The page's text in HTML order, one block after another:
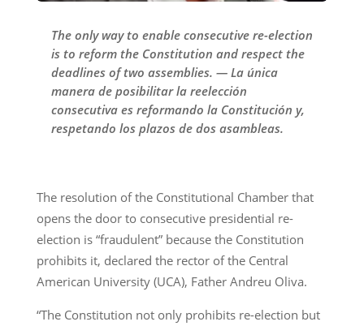
The only way to enable consecutive re-election
is to reform the Constitution and respect the
deadlines of two assemblies. — La única
manera de posibilitar la reelección
consecutiva es reformando la Constitución y,
respetando los plazos de dos asambleas.
The resolution of the Constitutional Chamber that
opens the door to consecutive presidential re-
election is “fraudulent” because the Constitution
prohibits it, declared the rector of the Central
American University (UCA), Father Andreu Oliva.
“The Constitution not only prohibits re-election but